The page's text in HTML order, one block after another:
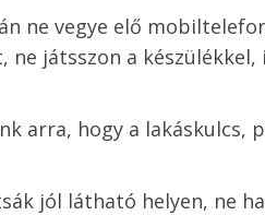
ne vegye elő
játsszon a
arra, hogy a lakáskulcs,
jól látható helyen, ne